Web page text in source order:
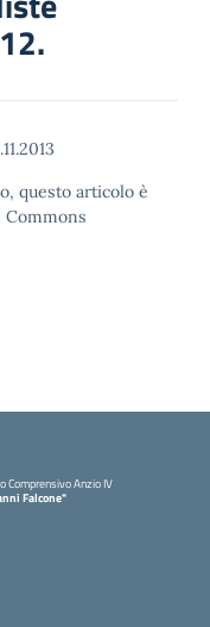
questo articolo è
Commons
Comprensivo Anzio IV
Falcone"